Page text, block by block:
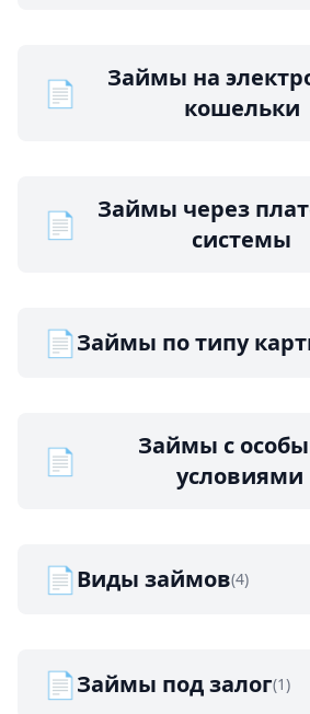
📄
Займы на
кошельки
📄
Займы через
системы
📄Займы по типу
📄
Займы с
условиями
📄Виды займов(4)
📄Займы под залог(1)